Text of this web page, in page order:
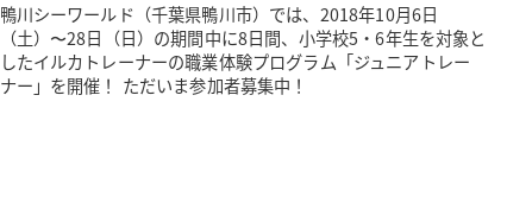
鴨川シーワールド（千葉県鴨川市）では、2018年10月6日
（土）〜28日（日）の期間中に8日間、小学校5・6年生を対象と
したイルカトレーナーの職業体験プログラム「ジュニアトレー
ナー」を開催！ ただいま参加者募集中！